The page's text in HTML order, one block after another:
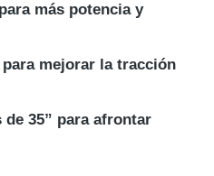
más potencia y
mejorar la tracción
de 35” para afrontar